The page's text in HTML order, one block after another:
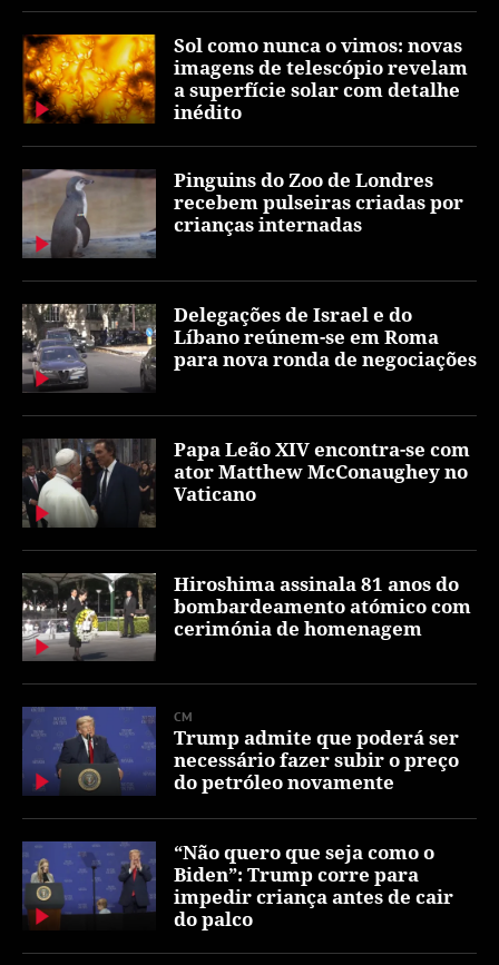
Sol como nunca o vimos: novas
imagens de telescópio revelam
a superfície solar com detalhe
inédito
Pinguins do Zoo de Londres
recebem pulseiras criadas por
crianças internadas
Delegações de Israel e do
Líbano reúnem-se em Roma
para nova ronda de negociações
Papa Leão XIV encontra-se com
ator Matthew McConaughey no
Vaticano
Hiroshima assinala 81 anos do
bombardeamento atómico com
cerimónia de homenagem
CM
Trump admite que poderá ser
necessário fazer subir o preço
do petróleo novamente
“Não quero que seja como o
Biden”: Trump corre para
impedir criança antes de cair
do palco